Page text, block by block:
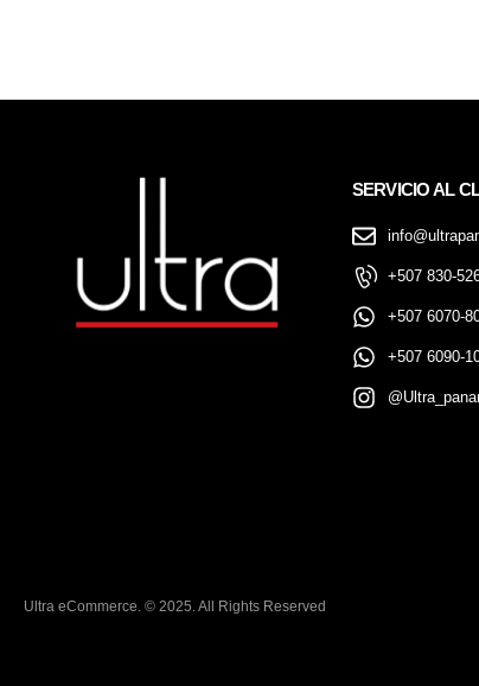
Ultra eCommerce. © 2025. All Rights Reserved
SERVICIO AL
+507 830-
+507 6070-
+507 6090-